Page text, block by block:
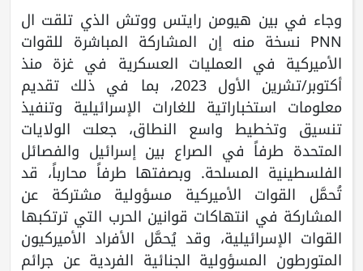
وجاء في بين هيومن رايتس ووتش الذي تلقت ال
PNN نسخة منه إن المشاركة المباشرة للقوات
الأميركية في العمليات العسكرية في غزة منذ
أكتوبر/تشرين الأول 2023، بما في ذلك تقديم
معلومات استخباراتية للغارات الإسرائيلية وتنفيذ
تنسيق وتخطيط واسع النطاق، جعلت الولايات
المتحدة طرفاً في الصراع بين إسرائيل والفصائل
الفلسطينية المسلحة. وبصفتها طرفاً محارباً، قد
تُحمَّل القوات الأميركية مسؤولية مشتركة عن
المشاركة في انتهاكات قوانين الحرب التي ترتكبها
القوات الإسرائيلية، وقد يُحمَّل الأفراد الأميركيون
المتورطون المسؤولية الجنائية الفردية عن جرائم